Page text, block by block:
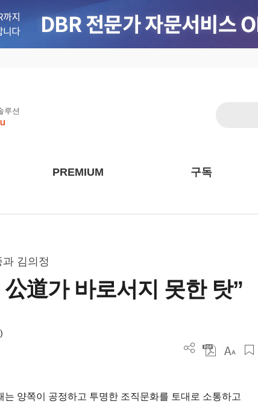
루션
PREMIUM 구독
김의정
道가 바로서지 못한 탓”
양쪽이 공정하고 투명한 조직문화를 토대로 소통하고